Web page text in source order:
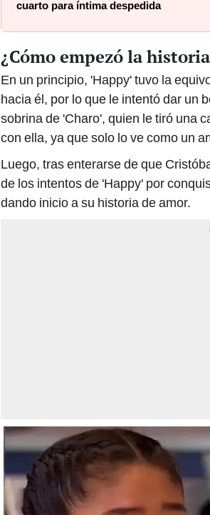
cuarto para íntima despedida
¿Cómo empezó la
En un principio, 'Happy' tuvo la
hacia él, por lo que le intentó dar un
sobrina de 'Charo', quien le tiró una
con ella, ya que solo lo ve como un
Luego, tras enterarse de que
de los intentos de 'Happy' por
dando inicio a su historia de amor.